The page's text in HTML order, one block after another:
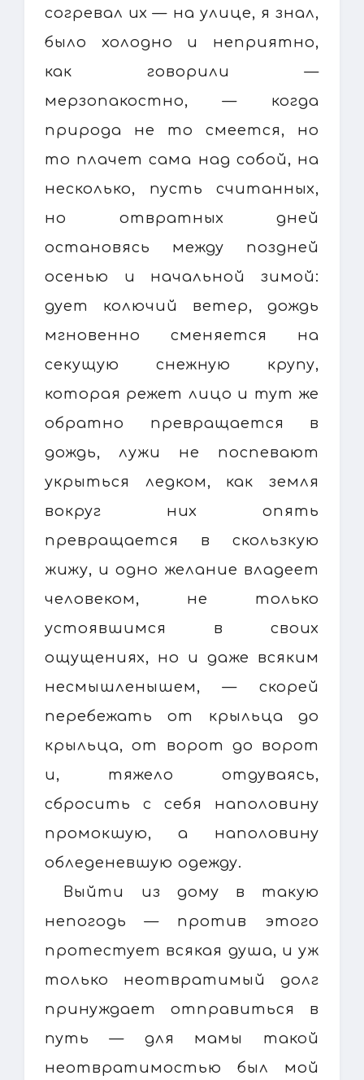
согревал их — на улице, я знал,
было холодно и неприятно,
как говорили —
мерзопакостно, — когда
природа не то смеется, но
то плачет сама над собой, на
несколько, пусть считанных,
но отвратных дней
остановясь между поздней
осенью и начальной зимой:
дует колючий ветер, дождь
мгновенно сменяется на
секущую снежную крупу,
которая режет лицо и тут же
обратно превращается в
дождь, лужи не поспевают
укрыться ледком, как земля
вокруг них опять
превращается в скользкую
жижу, и одно желание владеет
человеком, не только
устоявшимся в своих
ощущениях, но и даже всяким
несмышленышем, — скорей
перебежать от крыльца до
крыльца, от ворот до ворот
и, тяжело отдуваясь,
сбросить с себя наполовину
промокшую, а наполовину
обледеневшую одежду.
Выйти из дому в такую
непогодь — против этого
протестует всякая душа, и уж
только неотвратимый долг
принуждает отправиться в
путь — для мамы такой
неотвратимостью был мой